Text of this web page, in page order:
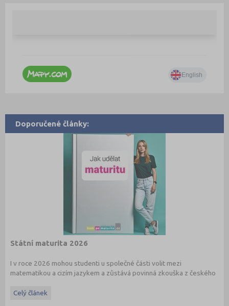
Doporučené články:
Státní maturita 2026
I v roce 2026 mohou studenti u společné části volit mezi
matematikou a cizím jazykem a zůstává povinná zkouška z českého
informacemi.
Celý článek